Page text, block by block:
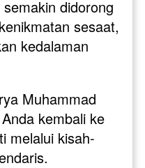
didorong
sesaat,
kedalaman
Muhammad
kembali ke
melalui kisah-